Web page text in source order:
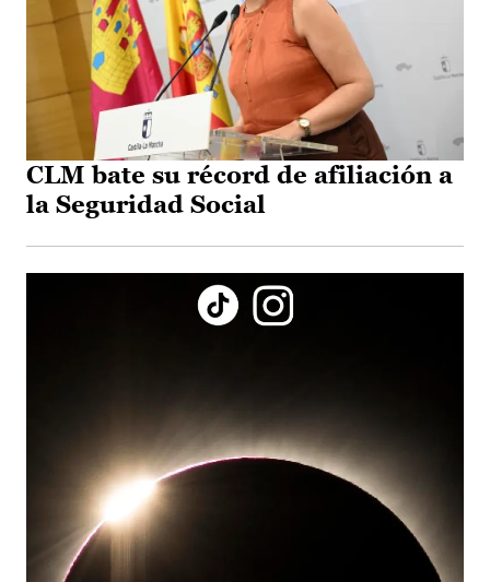
CLM bate su récord de afiliación a
la Seguridad Social